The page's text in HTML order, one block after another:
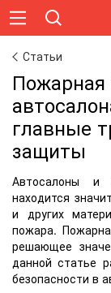
Статьи
Пожарная
главные
защиты
Автосалоны и
находится
и других
пожара.
решающее
данной статье
безопасности в